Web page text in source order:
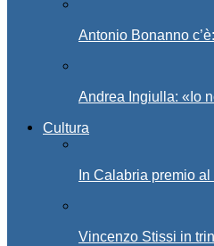
Antonio Bonanno
Andrea Ingiulla: «Io
Cultura
In Calabria premio
Vincenzo Stissi in